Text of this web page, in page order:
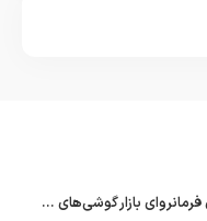
اپل با سهم ۶۵ درصدی همچنان فرمانروای بازار گوشی‌های پریمیوم جهان است